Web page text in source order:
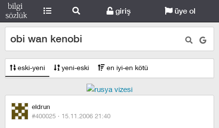
giriş üye ol
obi wan kenobi
eski-yeni yeni-eski en iyi-en kötü
eldrun
#400025 · 15.11.2006 21:40